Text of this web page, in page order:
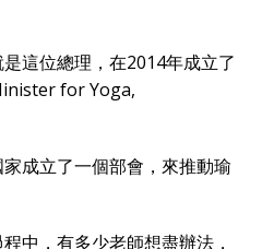
這位總理，在2014年成立了
for Yoga,
成立了一個部會，來推動瑜
中，有多少老師想盡辦法，